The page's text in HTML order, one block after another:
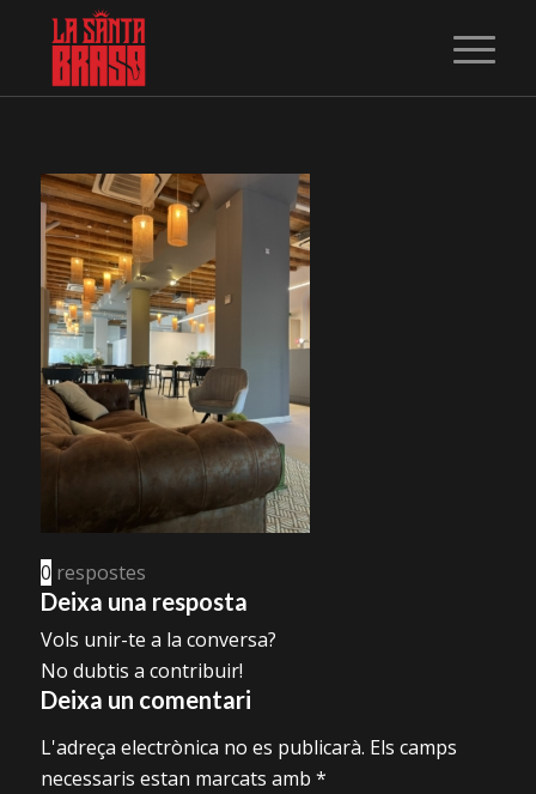
0 respostes
Deixa una resposta
Vols unir-te a la conversa?
No dubtis a contribuir!
Deixa un comentari
L'adreça electrònica no es publicarà. Els camps
necessaris estan marcats amb *